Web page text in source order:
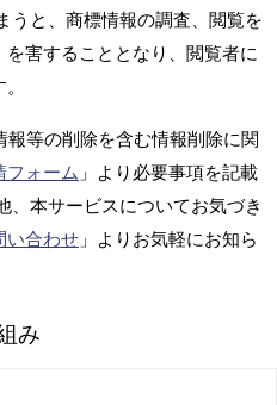
うと、商標情報の調査、閲覧を
害することとなり、閲覧者に
等の削除を含む情報削除に関
フォーム 」より必要事項を記載
、本サービスについてお気づき
い合わせ 」よりお気軽にお知ら
み